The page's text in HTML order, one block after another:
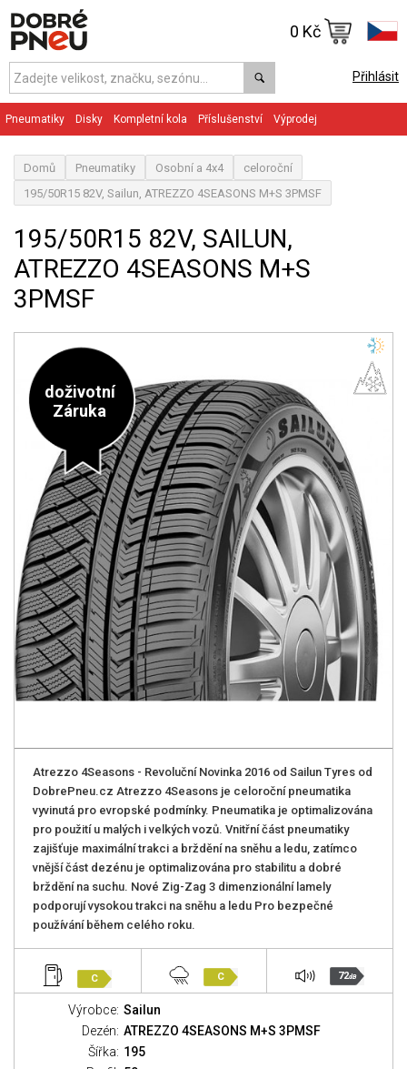
Přihlásit
0 Kč
Pneumatiky Disky Kompletní kola Příslušenství Výprodej
Domů Pneumatiky Osobní a 4x4
celoroční
195/50R15 82V, Sailun, ATREZZO 4SEASONS M+S 3PMSF
195/50R15 82V, SAILUN,
ATREZZO 4SEASONS M+S
3PMSF
doživotní
Záruka
Atrezzo 4Seasons - Revoluční­ Novinka 2016 od Sailun Tyres od
DobrePneu.cz Atrezzo 4Seasons je celoroční­ pneumatika
vyvinutá pro evropské podmínky. Pneumatika je optimalizována
pro použití u malých i velkých vozů. Vnitřní část pneumatiky
zajišťuje maximální trakci a brždění na sněhu a ledu, zatímco
vnější část dezénu je optimalizována pro stabilitu a dobré
brždění na suchu. Nové Zig-Zag 3 dimenzionální lamely
podporují vysokou trakci na sněhu a ledu Pro bezpečné
používání během celého roku.
C C 72dB
Výrobce: Sailun
Dezén: ATREZZO 4SEASONS M+S 3PMSF
Šířka: 195